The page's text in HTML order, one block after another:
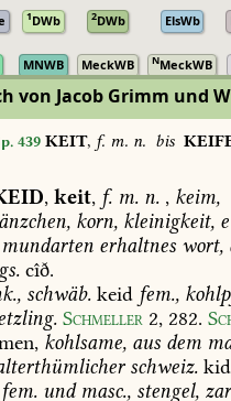
1DWb 2DWb ElsWb
MNWB MeckWB NMeckWB
von Jacob Grimm und
439 KEIT, f. m. n. bis
, keit, f.m.n. , keim,
korn, kleinigkeit,
mundarten erhaltnes wort,
cîð.
schwäb. keid fem.,
Schmeller 2, 282.
kohlsame, aus dem
schweiz.
fem. undmasc., stengel,